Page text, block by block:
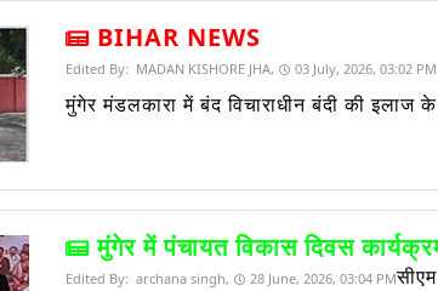
BIHAR NEWS
Edited By: MADAN KISHORE JHA, 03 July, 2026, 03:02 PM
मुंगेर मंडलकारा में बंद विचाराधीन बंदी की इलाज
मुंगेर में पंचायत विकास दिवस
Edited By: archana singh, 28 June, 2026, 03:04 PM